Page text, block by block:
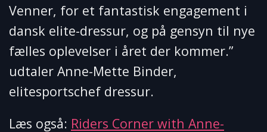
Venner, for et fantastisk engagement i
dansk elite-dressur, og på gensyn til nye
fælles oplevelser i året der kommer.”
udtaler Anne-Mette Binder,
elitesportschef dressur.
Læs også: Riders Corner with Anne-